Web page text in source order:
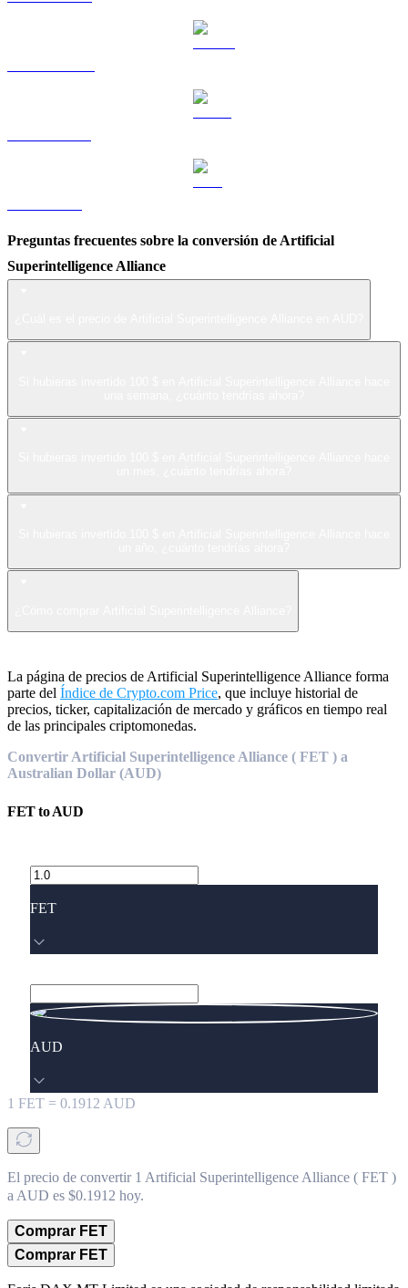
Preguntas frecuentes sobre la conversión de Artificial
Superintelligence Alliance
La página de precios de Artificial Superintelligence Alliance forma
parte del Índice de Crypto.com Price, que incluye historial de
precios, ticker, capitalización de mercado y gráficos en tiempo real
de las principales criptomonedas.
Convertir Artificial Superintelligence Alliance ( FET ) a
Australian Dollar (AUD)
FETtoAUD
FET
AUD
1 FET = 0.1912 AUD
El precio de convertir 1 Artificial Superintelligence Alliance ( FET )
a AUD es $0.1912 hoy.
Comprar FET
Comprar FET